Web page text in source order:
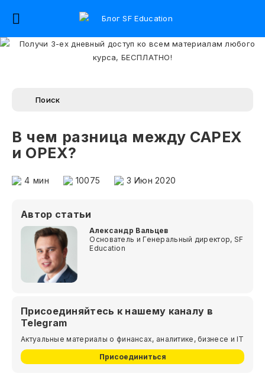
В чем разница между CAPEX
и OPEX?
4 мин 10075 3 Июн 2020
Автор статьи
Александр Вальцев
Основатель и Генеральный директор, SF
Education
Присоединяйтесь к нашему каналу в
Telegram
Актуальные материалы о финансах, аналитике, бизнесе и IT
Присоединиться